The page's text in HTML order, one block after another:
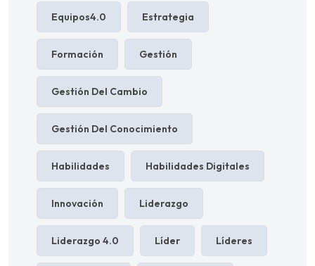
Equipos4.0 Estrategia
Formación Gestión
Gestión Del Cambio
Gestión Del Conocimiento
Habilidades Habilidades Digitales
Innovación Liderazgo
Liderazgo 4.0 Líder Líderes